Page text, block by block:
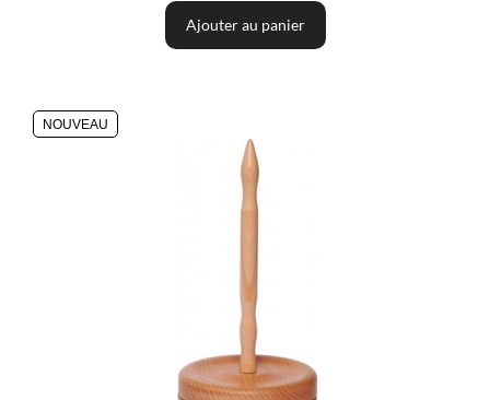
Ajouter au panier
NOUVEAU